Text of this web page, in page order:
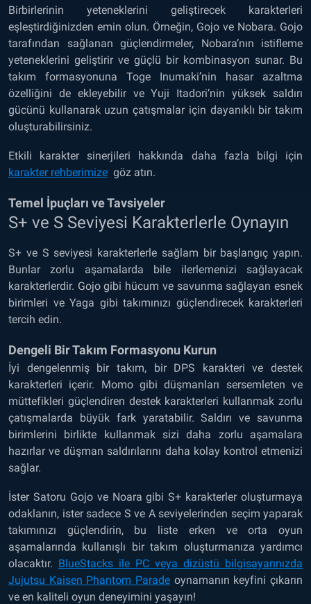
Birbirlerinin yeteneklerini geliştirecek karakterleri
eşleştirdiğinizden emin olun. Örneğin, Gojo ve Nobara. Gojo
tarafından sağlanan güçlendirmeler, Nobara’nın istifleme
yeteneklerini geliştirir ve güçlü bir kombinasyon sunar. Bu
takım formasyonuna Toge Inumaki’nin hasar azaltma
özelliğini de ekleyebilir ve Yuji Itadori’nin yüksek saldırı
gücünü kullanarak uzun çatışmalar için dayanıklı bir takım
oluşturabilirsiniz.
Etkili karakter sinerjileri hakkında daha fazla bilgi için
karakter rehberimize göz atın.
Temel İpuçları ve Tavsiyeler
S+ ve S Seviyesi Karakterlerle Oynayın
S+ ve S seviyesi karakterlerle sağlam bir başlangıç yapın.
Bunlar zorlu aşamalarda bile ilerlemenizi sağlayacak
karakterlerdir. Gojo gibi hücum ve savunma sağlayan esnek
birimleri ve Yaga gibi takımınızı güçlendirecek karakterleri
tercih edin.
Dengeli Bir Takım Formasyonu Kurun
İyi dengelenmiş bir takım, bir DPS karakteri ve destek
karakterleri içerir. Momo gibi düşmanları sersemleten ve
müttefikleri güçlendiren destek karakterleri kullanmak zorlu
çatışmalarda büyük fark yaratabilir. Saldırı ve savunma
birimlerini birlikte kullanmak sizi daha zorlu aşamalara
hazırlar ve düşman saldırılarını daha kolay kontrol etmenizi
sağlar.
İster Satoru Gojo ve Noara gibi S+ karakterler oluşturmaya
odaklanın, ister sadece S ve A seviyelerinden seçim yaparak
takımınızı güçlendirin, bu liste erken ve orta oyun
aşamalarında kullanışlı bir takım oluşturmanıza yardımcı
olacaktır. BlueStacks ile PC veya dizüstü bilgisayarınızda
Jujutsu Kaisen Phantom Parade oynamanın keyfini çıkarın
ve en kaliteli oyun deneyimini yaşayın!